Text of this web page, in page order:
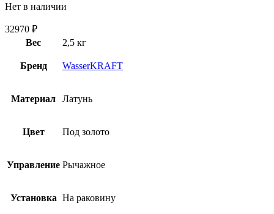
Нет в наличии
32970 ₽
Вес
2,5 кг
Бренд WasserKRAFT
Материал Латунь
Цвет Под золото
Управление Рычажное
Установка На раковину